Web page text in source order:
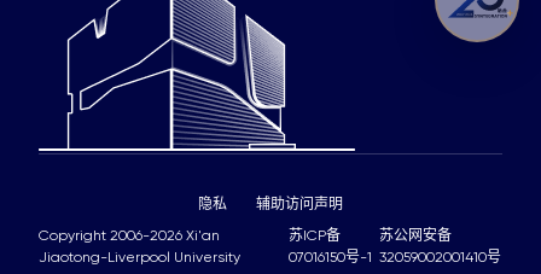
Copyright 2006-2026 Xi'an
Jiaotong-Liverpool University
苏ICP备
07016150号-1
苏公网安备
32059002001410号
隐私 辅助访问声明